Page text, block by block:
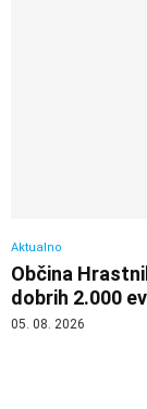
Aktualno
Občina
dobrih 2.000
05. 08. 2026